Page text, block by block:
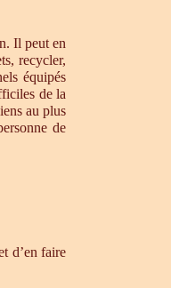
Il peut en
recycler,
équipés
de la
au plus
de
d’en faire